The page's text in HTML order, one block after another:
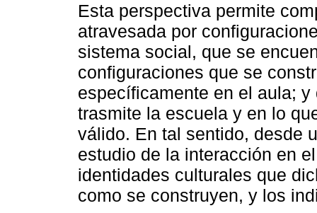
Esta perspectiva permite
atravesada por
sistema social, que se
configuraciones que se
específicamente en el aula;
trasmite la escuela y en lo
válido. En tal sentido, desde
estudio de la interacción en
identidades culturales que
como se construyen, y los